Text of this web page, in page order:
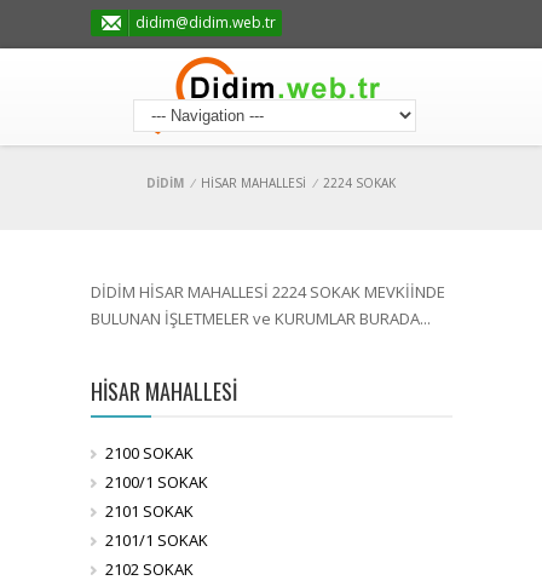
didim@didim.web.tr
DİDİM / HİSAR MAHALLESİ / 2224 SOKAK
DİDİM HİSAR MAHALLESİ 2224 SOKAK MEVKİİNDE
BULUNAN İŞLETMELER ve KURUMLAR BURADA...
HİSAR MAHALLESİ
2100 SOKAK
2100/1 SOKAK
2101 SOKAK
2101/1 SOKAK
2102 SOKAK